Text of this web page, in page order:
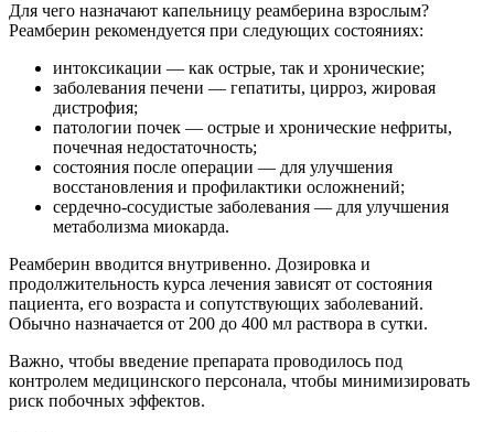
Для чего назначают капельницу реамберина взрослым?
Реамберин рекомендуется при следующих состояниях:
интоксикации — как острые, так и хронические;
заболевания печени — гепатиты, цирроз, жировая
дистрофия;
патологии почек — острые и хронические нефриты,
почечная недостаточность;
состояния после операции — для улучшения
восстановления и профилактики осложнений;
сердечно-сосудистые заболевания — для улучшения
метаболизма миокарда.
Реамберин вводится внутривенно. Дозировка и
продолжительность курса лечения зависят от состояния
пациента, его возраста и сопутствующих заболеваний.
Обычно назначается от 200 до 400 мл раствора в сутки.
Важно, чтобы введение препарата проводилось под
контролем медицинского персонала, чтобы минимизировать
риск побочных эффектов.